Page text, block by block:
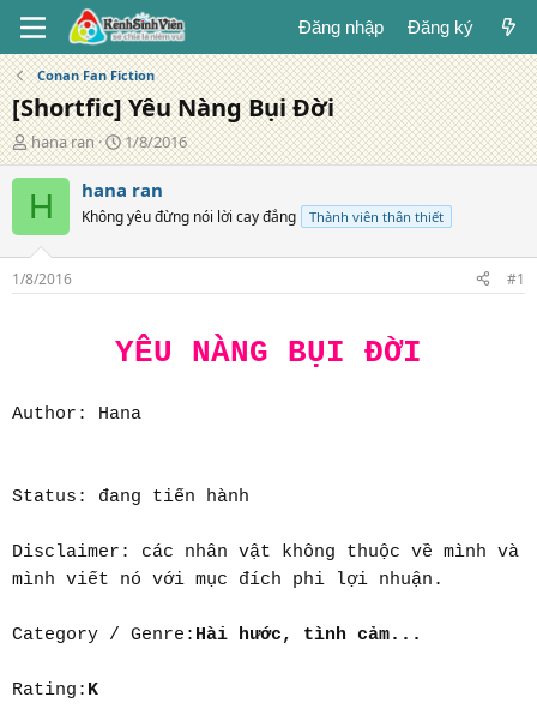
Đăng nhập Đăng ký
Conan Fan Fiction
[Shortfic] Yêu Nàng Bụi Đời
T
á
c
g
ả
hana ran
N
g
à
đ
g
1/8/2016
H hana ran
Không yêu đừng nói lời cay đắng Thành viên thân thiết
1/8/2016 #1
YÊU NÀNG BỤI ĐỜI
Author: Hana
Status: đang tiến hành
Disclaimer: các nhân vật không thuộc về mình và
mình viết nó với mục đích phi lợi nhuận.
Category / Genre: Hài hước, tình cảm...
Rating: K